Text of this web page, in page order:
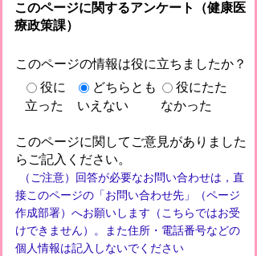
このページに関するアンケート（健康医
療政策課）
このページの情報は役に立ちましたか？
役に
立った
どちらとも
いえない
役にたた
なかった
このページに関してご意見がありました
らご記入ください。
（ご注意）回答が必要なお問い合わせは，直
接このページの「お問い合わせ先」（ページ
作成部署）へお願いします（こちらではお受
けできません）。また住所・電話番号などの
個人情報は記入しないでください